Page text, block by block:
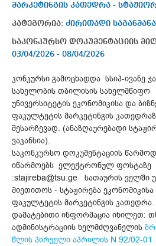
მარკეტინგის კათედრა -
კატეგორია: ძირითადი
საკონკურსო დოკუმენტაციის
03/04/2026 - 08/04/2026
კონკურსი გამოცხადდა სსიპ-ივანე
სახელობის თბილისის სახელმწიფო
უნივერსიტეტის ეკონომიკისა და
ფაკულტეტის მარკეტინგის
შესარჩევად. (ანაზღაურებადი
ვაკანსია).
საკონკურსო დოკუმენტაციის
იწარმოებს ელექტრონულ ფოსტაზე
:stajireba@tsu.ge სათაურის ველში
მიეთითოს - სტაჟირება ეკონომიკისა
ფაკულტეტის მარკეტინგის კათედრა.
დამატებითი ინფორმაცია იხილეთ:
ადმინისტრაციის ხელმძღვანელის
წლის პირველი აპრილის N 92/02-01